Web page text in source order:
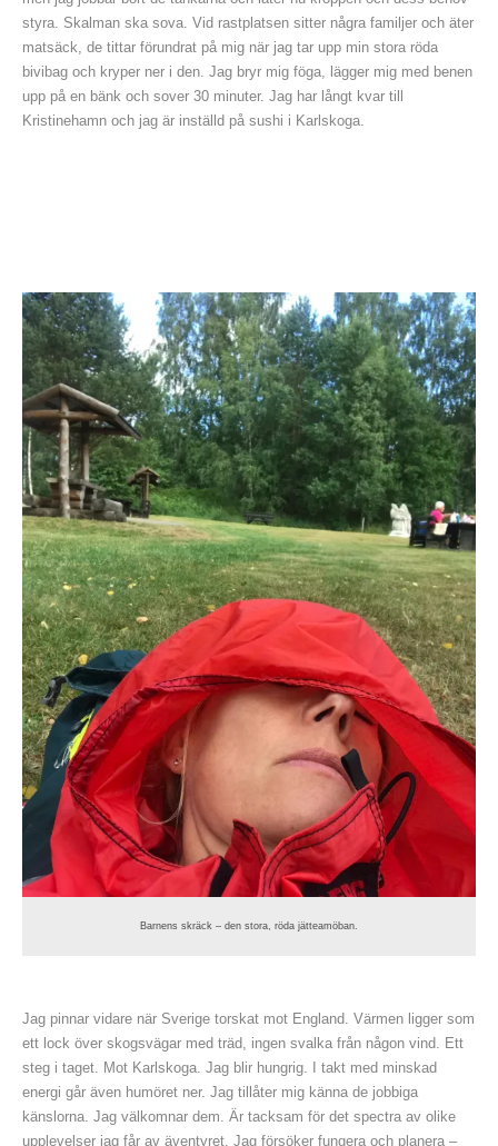
styra. Skalman ska sova. Vid rastplatsen sitter några familjer och äter
matsäck, de tittar förundrat på mig när jag tar upp min stora röda
bivibag och kryper ner i den. Jag bryr mig föga, lägger mig med benen
upp på en bänk och sover 30 minuter. Jag har långt kvar till
Kristinehamn och jag är inställd på sushi i Karlskoga.
Barnens skräck – den stora, röda jätteamöban.
Jag pinnar vidare när Sverige torskat mot England. Värmen ligger som
ett lock över skogsvägar med träd, ingen svalka från någon vind. Ett
steg i taget. Mot Karlskoga. Jag blir hungrig. I takt med minskad
energi går även humöret ner. Jag tillåter mig känna de jobbiga
känslorna. Jag välkomnar dem. Är tacksam för det spectra av olike
upplevelser jag får av äventyret. Jag försöker fungera och planera –